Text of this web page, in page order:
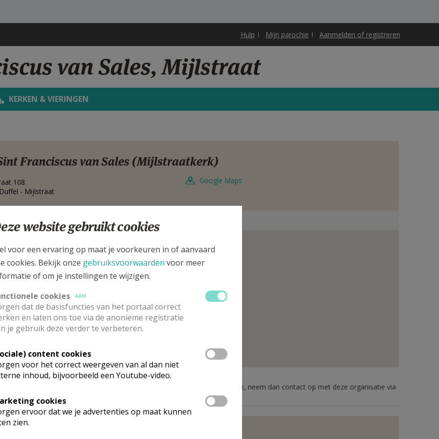
Hulp Mijn parochie Aanmelden of registreren
van Sales, Mijlstraat
KERKEN & VIERINGEN
Franciscus van Sales (Mijlstraatkerk)
108
Duffel - Mijlstraat
Google Maps
108, 2570 Duffel - Mijlstraat
zijn er momenteel geen vieringen beschikbaar. Wens je meer informatie, neem dan contact op met deze organisatie via
website gebruikt cookies
voor een ervaring op maat je voorkeuren in of aanvaard
cookies. Bekijk onze gebruiksvoorwaarden voor meer
of om je instellingen te wijzigen.
cookies
AAN
dat de basisfuncties van het portaal correct
en laten ons toe via de anonieme registratie
je gebruik deze verder te verbeteren.
content cookies
voor het correct weergeven van al dan niet
inhoud, bijvoorbeeld een Youtube-video.
cookies
ervoor dat we je advertenties op maat kunnen
zien.